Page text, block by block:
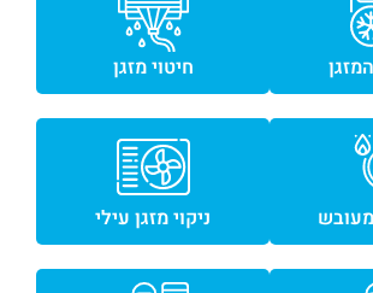
חיטוי מזגן
מעובש ניקוי מזגן עילי